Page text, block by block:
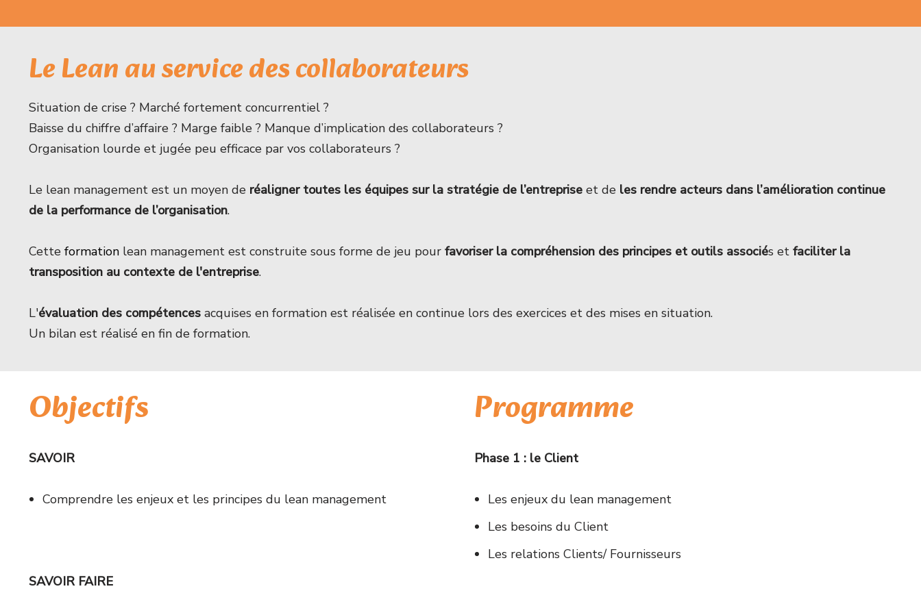
Le Lean au service des collaborateurs
Situation de crise ? Marché fortement concurrentiel ?
Baisse du chiffre d’affaire ? Marge faible ? Manque d’implication des collaborateurs ?
Organisation lourde et jugée peu efficace par vos collaborateurs ?
Le lean management est un moyen de réaligner toutes les équipes sur la stratégie de l’entreprise et de les rendre acteurs dans l’amélioration continue
de la performance de l’organisation.
Cette formation lean management est construite sous forme de jeu pour favoriser la compréhension des principes et outils associés et faciliter la
transposition au contexte de l'entreprise.
L'évaluation des compétences acquises en formation est réalisée en continue lors des exercices et des mises en situation.
Un bilan est réalisé en fin de formation.
Objectifs
SAVOIR
Comprendre les enjeux et les principes du lean management
SAVOIR FAIRE
Programme
Phase 1 : le Client
Les enjeux du lean management
Les besoins du Client
Les relations Clients/ Fournisseurs